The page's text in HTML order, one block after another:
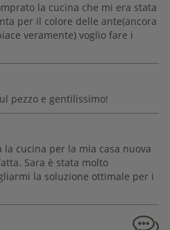
la cucina che mi era stata
per il colore delle ante(ancora
veramente) voglio fare i
pezzo e gentilissimo!
la cucina per la mia casa nuova
Sara è stata molto
la soluzione ottimale per i